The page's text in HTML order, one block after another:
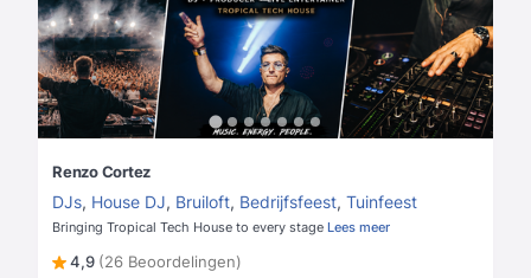
Renzo Cortez
DJs, House DJ, Bruiloft, Bedrijfsfeest, Tuinfeest
Bringing Tropical Tech House to every stage Lees meer
4,9 (26 Beoordelingen)